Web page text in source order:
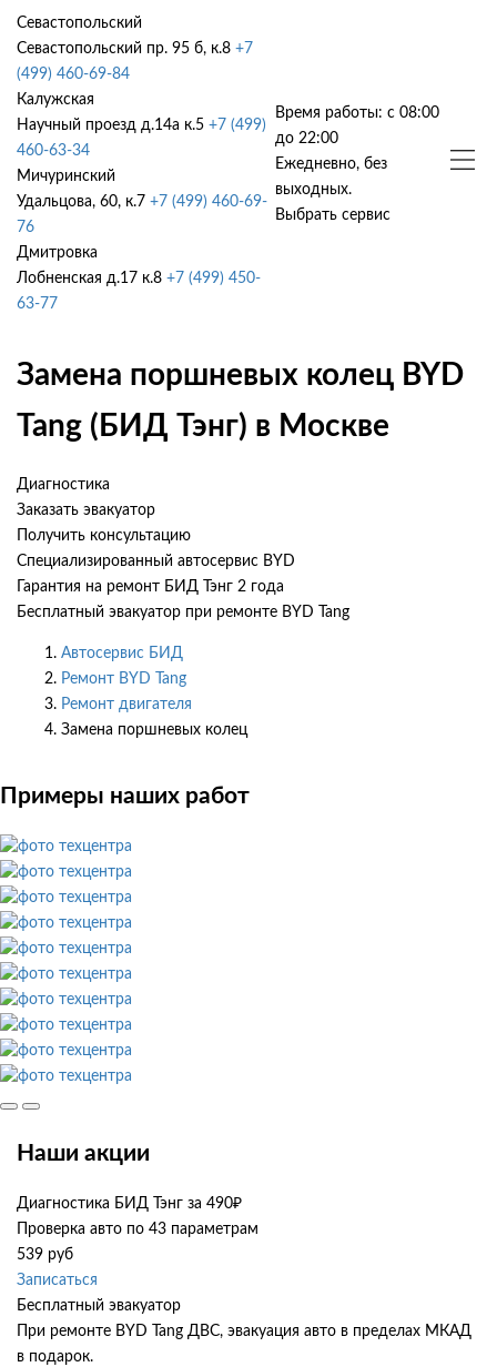
Севастопольский
Севастопольский пр. 95 б, к.8 +7
(499) 460-69-84
Калужская
Научный проезд д.14а к.5 +7 (499)
460-63-34
Мичуринский
Удальцова, 60, к.7 +7 (499) 460-69-
76
Дмитровка
Лобненская д.17 к.8 +7 (499) 450-
63-77
Время работы: с 08:00
до 22:00
Ежедневно, без
выходных.
Выбрать сервис
Замена поршневых колец BYD
Tang (БИД Тэнг) в Москве
Диагностика
Заказать эвакуатор
Получить консультацию
Специализированный автосервис BYD
Гарантия на ремонт БИД Тэнг 2 года
Бесплатный эвакуатор при ремонте BYD Tang
Автосервис БИД
Ремонт BYD Tang
Ремонт двигателя
Замена поршневых колец
Примеры наших работ
Наши акции
Диагностика БИД Тэнг за 490₽
Проверка авто по 43 параметрам
539 руб
Записаться
Бесплатный эвакуатор
При ремонте BYD Tang ДВС, эвакуация авто в пределах МКАД
в подарок.